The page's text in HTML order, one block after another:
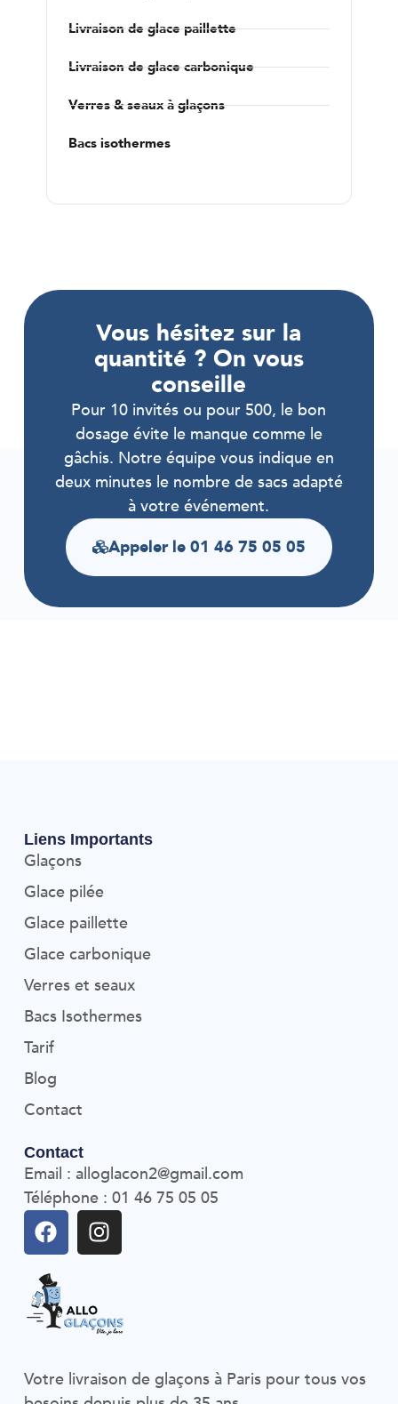
Livraison de glace paillette
Livraison de glace carbonique
Verres & seaux à glaçons
Bacs isothermes
Vous hésitez sur la
quantité ? On vous
conseille
Pour 10 invités ou pour 500, le bon
dosage évite le manque comme le
gâchis. Notre équipe vous indique en
deux minutes le nombre de sacs adapté
à votre événement.
Appeler le 01 46 75 05 05
Votre livraison de glaçons à Paris pour tous vos
Liens Importants
Glaçons
Glace pilée
Glace paillette
Glace carbonique
Verres et seaux
Bacs Isothermes
Tarif
Blog
Contact
Contact
Email : alloglacon2@gmail.com
Téléphone : 01 46 75 05 05